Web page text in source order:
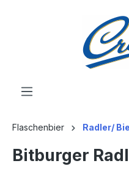
Flaschenbier Radler/
Bitburger